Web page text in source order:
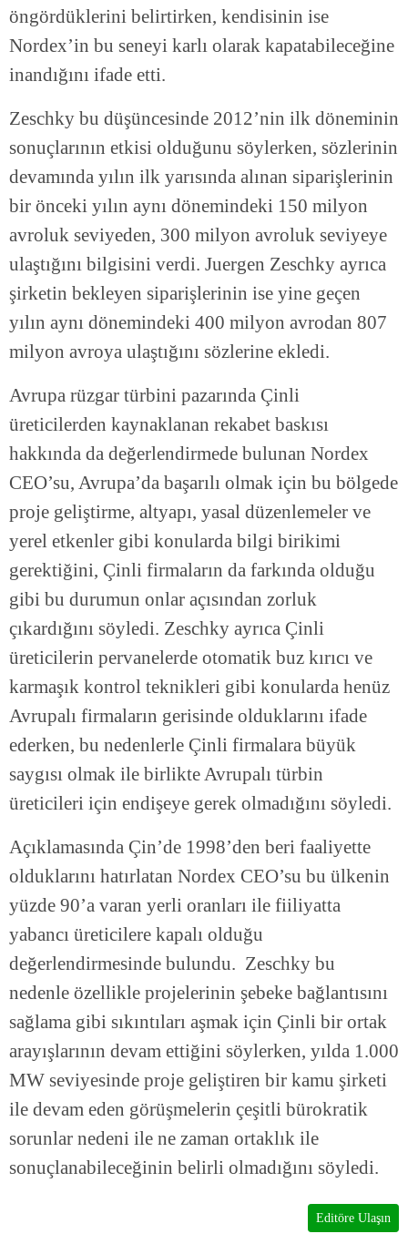
öngördüklerini belirtirken, kendisinin ise
Nordex’in bu seneyi karlı olarak kapatabileceğine
inandığını ifade etti.
Zeschky bu düşüncesinde 2012’nin ilk döneminin
sonuçlarının etkisi olduğunu söylerken, sözlerinin
devamında yılın ilk yarısında alınan siparişlerinin
bir önceki yılın aynı dönemindeki 150 milyon
avroluk seviyeden, 300 milyon avroluk seviyeye
ulaştığını bilgisini verdi. Juergen Zeschky ayrıca
şirketin bekleyen siparişlerinin ise yine geçen
yılın aynı dönemindeki 400 milyon avrodan 807
milyon avroya ulaştığını sözlerine ekledi.
Avrupa rüzgar türbini pazarında Çinli
üreticilerden kaynaklanan rekabet baskısı
hakkında da değerlendirmede bulunan Nordex
CEO’su, Avrupa’da başarılı olmak için bu bölgede
proje geliştirme, altyapı, yasal düzenlemeler ve
yerel etkenler gibi konularda bilgi birikimi
gerektiğini, Çinli firmaların da farkında olduğu
gibi bu durumun onlar açısından zorluk
çıkardığını söyledi. Zeschky ayrıca Çinli
üreticilerin pervanelerde otomatik buz kırıcı ve
karmaşık kontrol teknikleri gibi konularda henüz
Avrupalı firmaların gerisinde olduklarını ifade
ederken, bu nedenlerle Çinli firmalara büyük
saygısı olmak ile birlikte Avrupalı türbin
üreticileri için endişeye gerek olmadığını söyledi.
Açıklamasında Çin’de 1998’den beri faaliyette
olduklarını hatırlatan Nordex CEO’su bu ülkenin
yüzde 90’a varan yerli oranları ile fiiliyatta
yabancı üreticilere kapalı olduğu
değerlendirmesinde bulundu. Zeschky bu
nedenle özellikle projelerinin şebeke bağlantısını
sağlama gibi sıkıntıları aşmak için Çinli bir ortak
arayışlarının devam ettiğini söylerken, yılda 1.000
MW seviyesinde proje geliştiren bir kamu şirketi
ile devam eden görüşmelerin çeşitli bürokratik
sorunlar nedeni ile ne zaman ortaklık ile
sonuçlanabileceğinin belirli olmadığını söyledi.
Editöre Ulaşın